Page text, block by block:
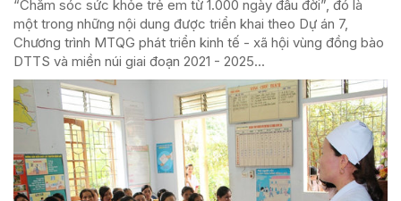
“Chăm sóc sức khỏe trẻ em từ 1.000 ngày đầu đời”, đó là
một trong những nội dung được triển khai theo Dự án 7,
Chương trình MTQG phát triển kinh tế - xã hội vùng đồng bào
DTTS và miền núi giai đoạn 2021 - 2025...